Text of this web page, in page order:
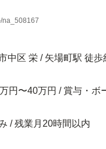
na_508167
中区 栄 / 矢場町駅 徒歩
円〜40万円 / 賞与・ボ
/ 残業月20時間以内